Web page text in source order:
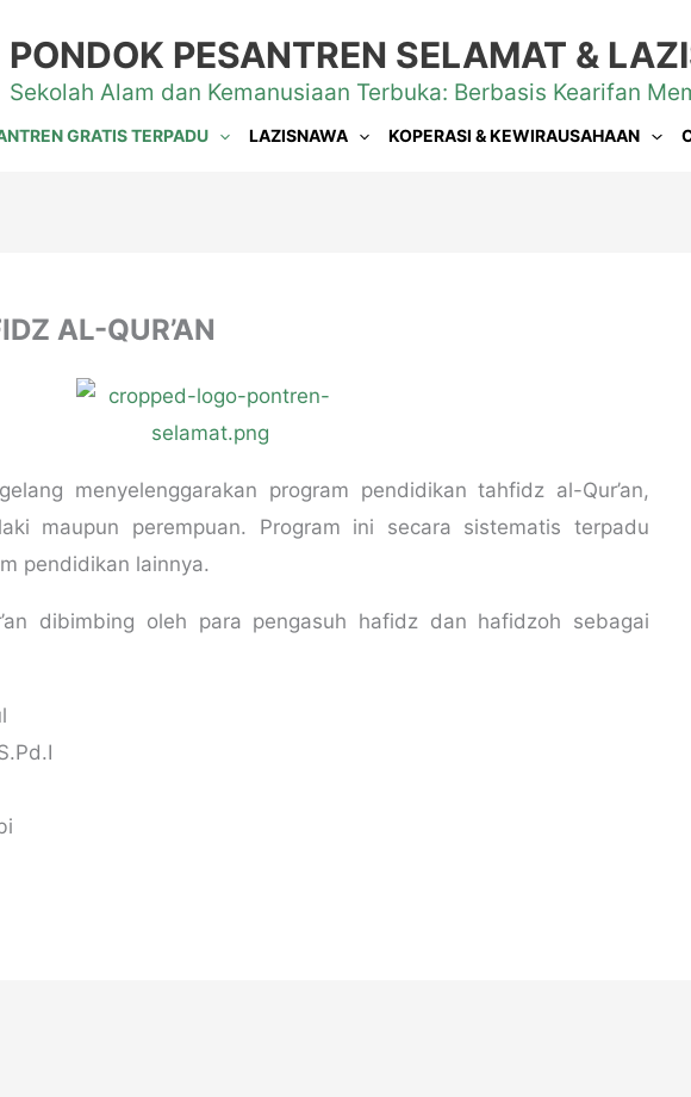
PONDOK PESANTREN SELAMAT &
Sekolah Alam dan Kemanusiaan Terbuka: Berbasis Kearifan
GRATIS TERPADU LAZISNAWA KOPERASI & KEWIRAUSAHAAN
AL-QUR’AN
menyelenggarakan program pendidikan tahfidz al-Qur’an,
maupun perempuan. Program ini secara sistematis terpadu
pendidikan lainnya.
dibimbing oleh para pengasuh hafidz dan hafidzoh sebagai